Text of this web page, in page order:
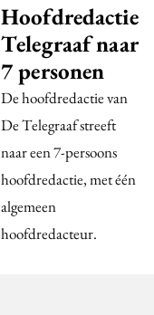
Hoofdredactie
Telegraaf naar
7 personen
De hoofdredactie van
De Telegraaf streeft
naar een 7-persoons
hoofdredactie, met één
algemeen
hoofdredacteur.